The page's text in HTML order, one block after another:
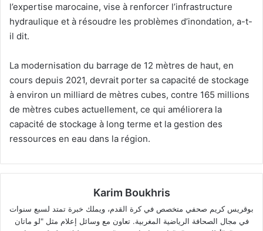
l’expertise marocaine, vise à renforcer l’infrastructure
hydraulique et à résoudre les problèmes d’inondation, a-t-
il dit.
La modernisation du barrage de 12 mètres de haut, en
cours depuis 2021, devrait porter sa capacité de stockage
à environ un milliard de mètres cubes, contre 165 millions
de mètres cubes actuellement, ce qui améliorera la
capacité de stockage à long terme et la gestion des
ressources en eau dans la région.
Karim Boukhris
بوقريس كريم صحفي متخصص في كرة القدم، ويملك خبرة تمتد لسبع سنوات
في مجال الصحافة الرياضية المغربية. تعاون مع وسائل إعلام مثل "لو ماتان